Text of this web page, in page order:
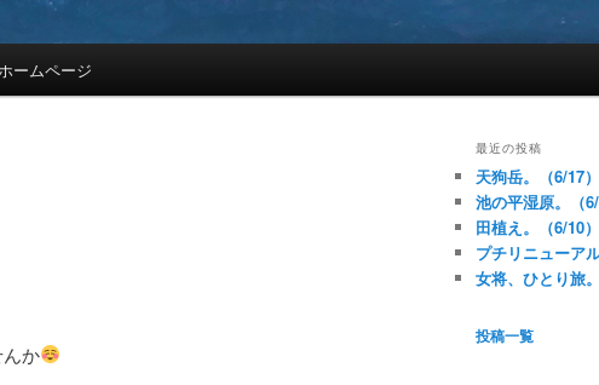
ームページ
か
最近の投稿
天狗岳。（6/17）
池の平湿原。（6/
田植え。（6/10）
プチリニューアル
女将、ひとり旅。
投稿一覧